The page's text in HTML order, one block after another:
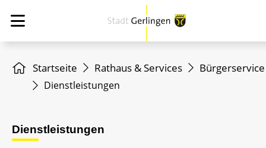
Startseite Rathaus & Services Bürgerservice
Dienstleistungen
Dienstleistungen